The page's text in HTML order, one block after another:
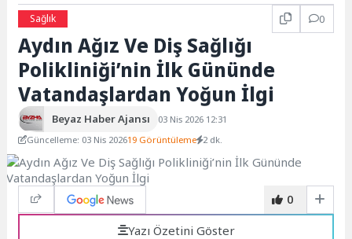
Sağlık
0
Aydın Ağız Ve Diş Sağlığı
Polikliniği’nin İlk Gününde
Vatandaşlardan Yoğun İlgi
Beyaz Haber Ajansı
03 Nis 2026 12:31
Güncelleme: 03 Nis 202619 Görüntüleme 2 dk.
0
Yazı Özetini Göster